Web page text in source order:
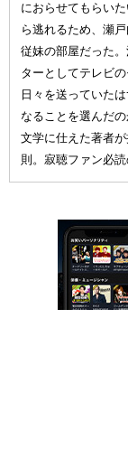
におらせてもらい
ら逃れるため、瀬
従妹の部屋だった
ターとしてテレビ
日々を送っていた
なることを選んだ
文学に仕えた著者
則。寂聴ファン必読